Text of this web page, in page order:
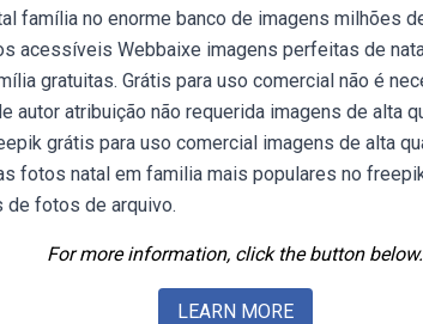
família no enorme banco de imagens milhões
acessíveis Webbaixe imagens perfeitas de
gratuitas. Grátis para uso comercial não é
autor atribuição não requerida imagens de alta
grátis para uso comercial imagens de alta
fotos natal em familia mais populares no
de fotos de arquivo.
For more information, click the button below.
LEARN MORE